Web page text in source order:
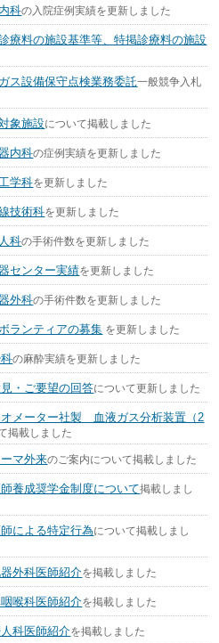
科の入院症例実績を更新しました
療料の施設基準等、特掲診療料の施設
ス設備保守点検業務委託一般競争入札
象施設について掲載しました
内科の症例実績を更新しました
学科を更新しました
技術科を更新しました
科の手術件数を更新しました
センター実績を更新しました
外科の手術件数を更新しました
ランティアの募集 を更新しました
の麻酔実績を更新しました
見・ご要望の回答について更新しました
オメーター社製 血液ガス分析装置（2
掲載しました
マ外来のご案内について掲載しました
養成奨学金制度について掲載しまし
による特定行為について掲載しまし
外科医師紹介を掲載しました
喉科医師紹介を掲載しました
科医師紹介を掲載しました